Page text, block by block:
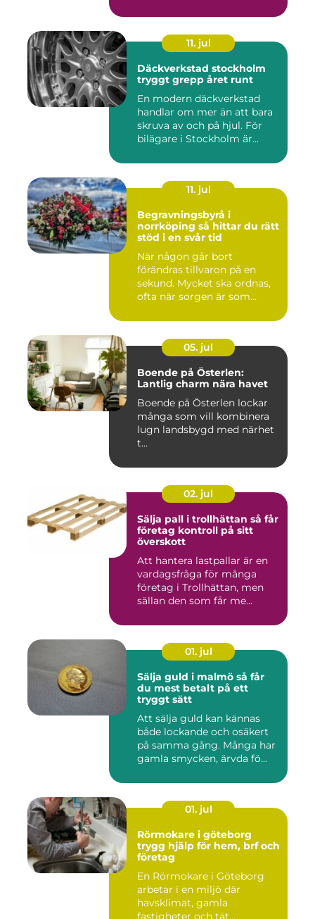
11. jul
Däckverkstad stockholm
tryggt grepp året runt
En modern däckverkstad
handlar om mer än att bara
skruva av och på hjul. För
bilägare i Stockholm är...
11. jul
Begravningsbyrå i
norrköping så hittar du rätt
stöd i en svår tid
När någon går bort
förändras tillvaron på en
sekund. Mycket ska ordnas,
ofta när sorgen är som
05. jul
Boende på Österlen:
Lantlig charm nära havet
Boende på Österlen lockar
många som vill kombinera
lugn landsbygd med närhet
t...
02. jul
Sälja pall i trollhättan så får
företag kontroll på sitt
överskott
Att hantera lastpallar är en
vardagsfråga för många
företag i Trollhättan, men
sällan den som får me...
01. jul
Sälja guld i malmö så får
du mest betalt på ett
tryggt sätt
Att sälja guld kan kännas
både lockande och osäkert
på samma gång. Många har
gamla smycken, ärvda fö...
01. jul
Rörmokare i göteborg
trygg hjälp för hem, brf och
företag
En Rörmokare i Göteborg
arbetar i en miljö där
havsklimat, gamla
fastigheter och tät